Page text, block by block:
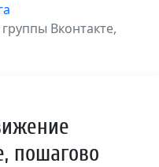
Вконтакте,
пошагово